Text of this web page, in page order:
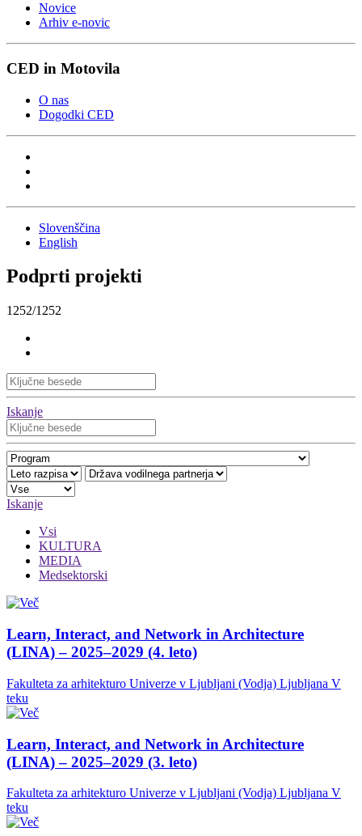
Novice
Arhiv e-novic
CED in Motovila
O nas
Dogodki CED
Slovenščina
English
Podprti projekti
1252/1252
Iskanje
Iskanje
Vsi
KULTURA
MEDIA
Medsektorski
Learn, Interact, and Network in Architecture
(LINA) – 2025–2029 (4. leto)
Fakulteta za arhitekturo Univerze v Ljubljani (Vodja) Ljubljana V
teku
Learn, Interact, and Network in Architecture
(LINA) – 2025–2029 (3. leto)
Fakulteta za arhitekturo Univerze v Ljubljani (Vodja) Ljubljana V
teku